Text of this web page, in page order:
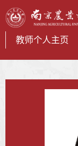
教师个人主页